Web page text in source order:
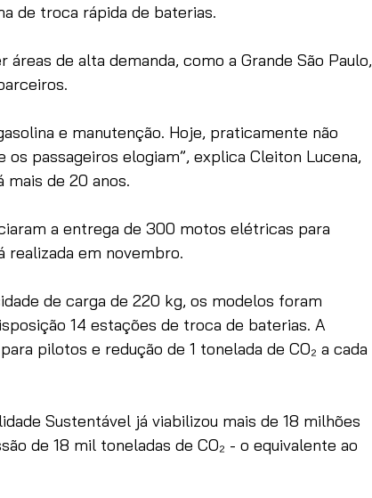
de troca rápida de baterias.
de alta demanda, como a Grande São Paulo,
e manutenção. Hoje, praticamente não
passageiros elogiam”, explica Cleiton Lucena,
mais de 20 anos.
a entrega de 300 motos elétricas para
realizada em novembro.
de carga de 220 kg, os modelos foram
14 estações de troca de baterias. A
pilotos e redução de 1 tonelada de CO₂ a cada
Sustentável já viabilizou mais de 18 milhões
de 18 mil toneladas de CO₂ - o equivalente ao